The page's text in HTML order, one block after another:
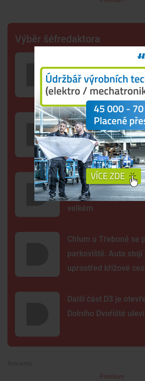
Výběr šéfredaktora
Další rána pro
zruší béčko, pro dva
Lidé opět spatřili
šelmu, tentokrát na
Rybníky vysychají
omezují krmení a
velkém
Chlum u Třeboně se
parkoviště. Auta stojí
uprostřed křížové
Další část D3 je
Dolního Dvořiště uleví
Premium